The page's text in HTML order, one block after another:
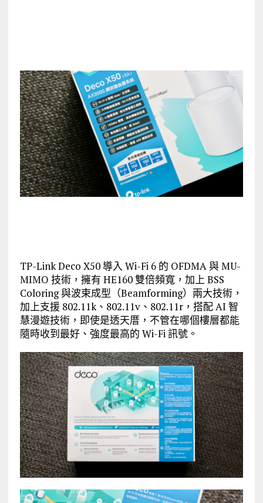
TP-Link Deco X50 導入 Wi-Fi 6 的 OFDMA 與 MU-
MIMO 技術，擁有 HE160 雙倍頻寬，加上 BSS
Coloring 與波束成型（Beamforming）兩大技術，
加上支援 802.11k、802.11v、802.11r，搭配 AI 智
慧漫遊技術，即使是透天厝，不管在哪個樓層都能
隨時收到最好、強度最高的 Wi-Fi 訊號。